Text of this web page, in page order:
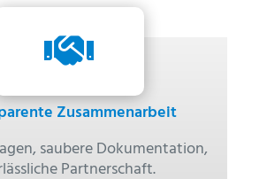

Zusammenarbeit
saubere Dokumentation,
Partnerschaft.